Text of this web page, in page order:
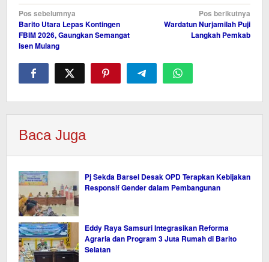
Navigasi
pos
Pos sebelumnya
Barito Utara Lepas Kontingen
FBIM 2026, Gaungkan Semangat
Isen Mulang
Pos berikutnya
Wardatun Nurjamilah Puji
Langkah Pemkab
Baca Juga
Pj Sekda Barsel Desak OPD Terapkan Kebijakan
Responsif Gender dalam Pembangunan
Eddy Raya Samsuri Integrasikan Reforma
Agraria dan Program 3 Juta Rumah di Barito
Selatan